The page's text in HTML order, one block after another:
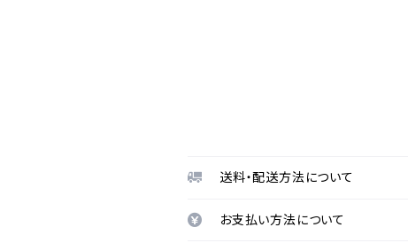
送料・配送方法について
お支払い方法について